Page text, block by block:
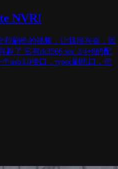
NVR!
刷机的视频，让我很兴奋，因
了 它有rk3566 soc 2/4+8的配
usb3.0接口，typec刷机口，但